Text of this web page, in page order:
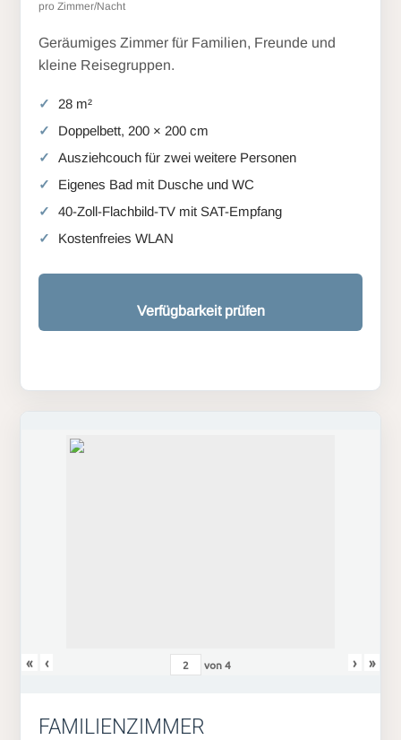
pro Zimmer/Nacht
Geräumiges Zimmer für Familien, Freunde und
kleine Reisegruppen.
28 m²
Doppelbett, 200 × 200 cm
Ausziehcouch für zwei weitere Personen
Eigenes Bad mit Dusche und WC
40-Zoll-Flachbild-TV mit SAT-Empfang
Kostenfreies WLAN
Verfügbarkeit prüfen
« ‹ von4 › »
FAMILIENZIMMER